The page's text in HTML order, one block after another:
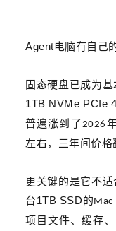
Agent电脑有 自己
固态硬盘已成为
1TB NVMe PCIe
普遍涨到了 2026
左右，三年间价格
更关键的是它不
台1TB SSD的Mac
项目文件、缓存